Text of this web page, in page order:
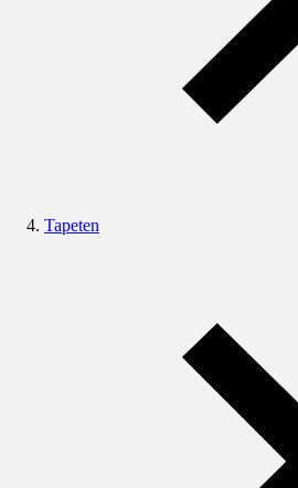
Tapeten